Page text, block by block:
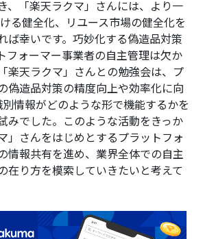
、「楽天ラクマ」さんには、より一
る健全化、リユース市場の健全化を
ば幸いです。巧妙化する偽造品対策
フォーマー事業者の自主管理は欠か
楽天ラクマ」さんとの勉強会は、プ
偽造品対策の精度向上や効率化に向
情報がどのような形で機能するかを
みでした。このような活動をきっか
」さんをはじめとするプラットフォ
情報共有を進め、業界全体での自主
在り方を模索していきたいと考えて